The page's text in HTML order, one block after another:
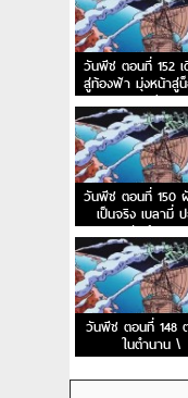
วันพีช ตอนที่ 152 เ
สู่ท้องฟ้า มุ่งหน้าสู่
สตรีม
วันพีช ตอนที่ 150
เป็นจริง เบลามี่ ป
สหพันธ์ลิงภูเข
วันพีช ตอนที่ 148
ในตำนาน \